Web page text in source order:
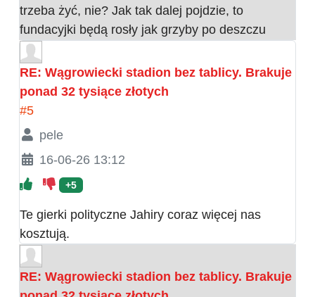
trzeba żyć, nie? Jak tak dalej pojdzie, to
fundacyjki będą rosły jak grzyby po deszczu
RE: Wągrowiecki stadion bez tablicy. Brakuje
ponad 32 tysiące złotych
#5
pele
16-06-26 13:12
+5
Te gierki polityczne Jahiry coraz więcej nas
kosztują.
RE: Wągrowiecki stadion bez tablicy. Brakuje